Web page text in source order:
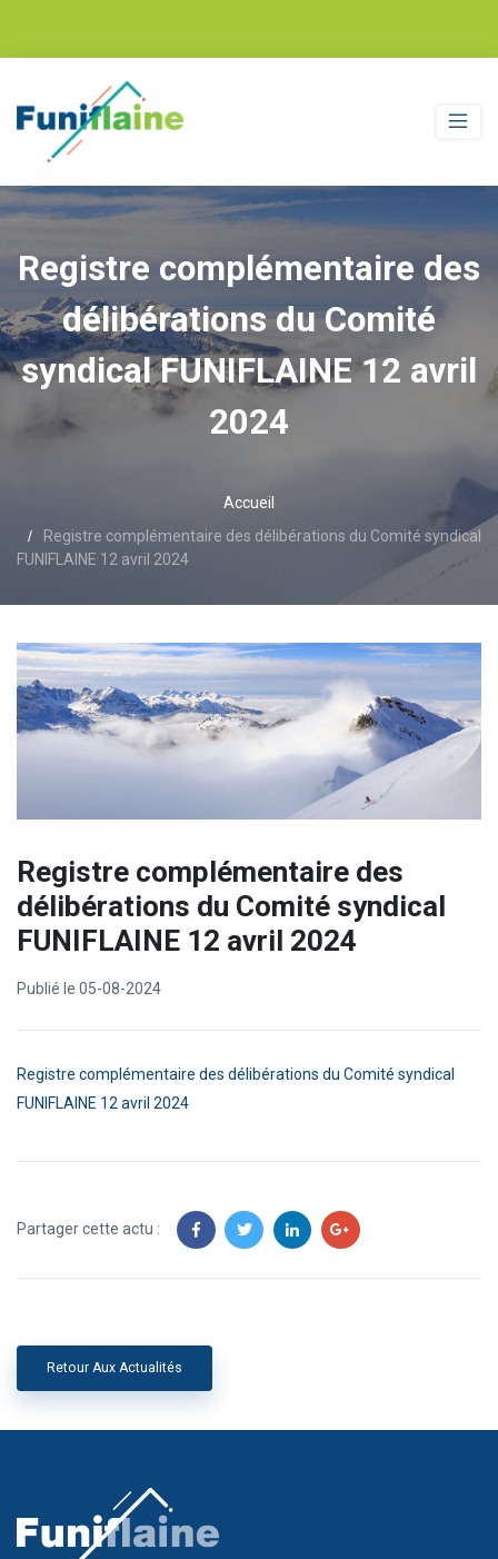
Registre complémentaire des
délibérations du Comité
syndical FUNIFLAINE 12 avril
2024
Accueil
Registre complémentaire des délibérations du Comité syndical
FUNIFLAINE 12 avril 2024
Registre complémentaire des
délibérations du Comité syndical
FUNIFLAINE 12 avril 2024
Publié le 05-08-2024
Registre complémentaire des délibérations du Comité syndical
FUNIFLAINE 12 avril 2024
Partager cette actu :
Retour Aux Actualités